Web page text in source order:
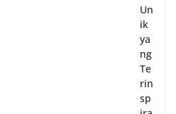
Un
ik
ya
ng
Te
rin
sp